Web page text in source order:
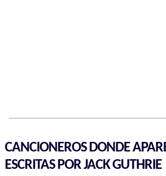
CANCIONEROS DONDE
ESCRITAS POR JACK GUTHRIE